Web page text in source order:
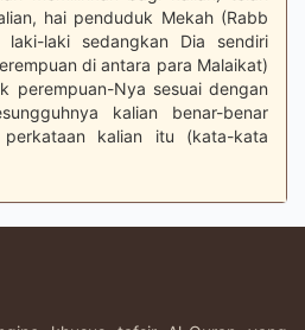
hai penduduk Mekah (Rabb
laki-laki sedangkan Dia sendiri
di antara para Malaikat)
perempuan-Nya sesuai dengan
kalian benar-benar
perkataan kalian itu (kata-kata